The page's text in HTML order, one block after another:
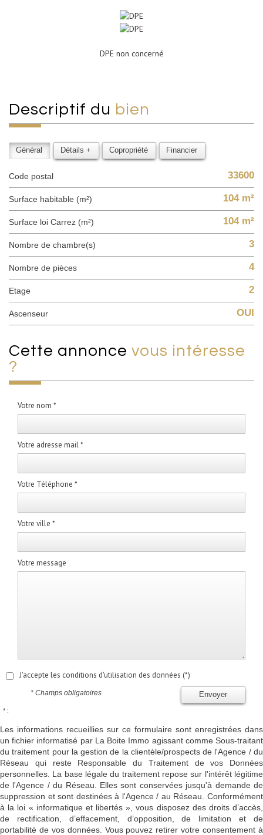
DPE non concerné
descriptif du bien
Général Détails + Copropriété Financier
Code postal 33600
Surface habitable (m²) 104 m²
Surface loi Carrez (m²) 104 m²
Nombre de chambre(s) 3
Nombre de pièces 4
Etage 2
Ascenseur OUI
cette annonce vous intéresse
?
Votre nom *
Votre adresse mail *
Votre Téléphone *
Votre ville *
Votre message
J'accepte les conditions d'utilisation des données (*)
Envoyer
* Champs obligatoires
* :
Les informations recueillies sur ce formulaire sont enregistrées dans
un fichier informatisé par La Boite Immo agissant comme Sous-traitant
du traitement pour la gestion de la clientèle/prospects de l'Agence / du
Réseau qui reste Responsable du Traitement de vos Données
personnelles. La base légale du traitement repose sur l'intérêt légitime
de l'Agence / du Réseau. Elles sont conservées jusqu'à demande de
suppression et sont destinées à l'Agence / au Réseau. Conformément
à la loi « informatique et libertés », vous disposez des droits d’accès,
de rectification, d’effacement, d’opposition, de limitation et de
portabilité de vos données. Vous pouvez retirer votre consentement à